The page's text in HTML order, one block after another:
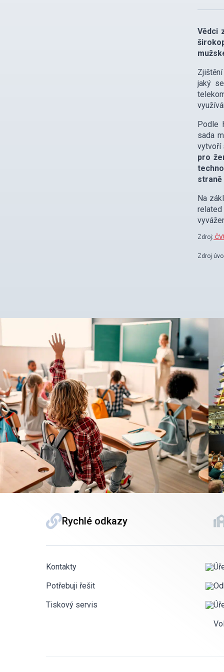
Vědci
jaký
Podle
sada
vytvoří
pro
straně
Na
Zdroj:
Zdroj
Rychlé odkazy
Kontakty
Potřebuji řešit
Tiskový servis